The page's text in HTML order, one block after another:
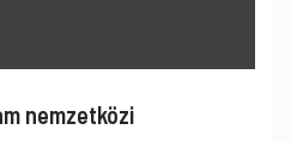
nemzetközi